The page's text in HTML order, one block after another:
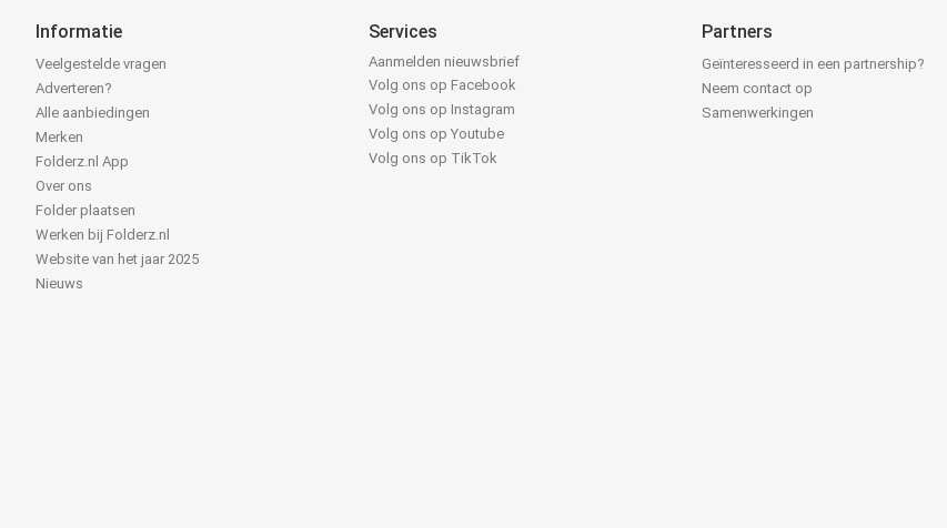
Informatie
Veelgestelde vragen
Adverteren?
Alle aanbiedingen
Merken
Folderz.nl App
Over ons
Folder plaatsen
Werken bij Folderz.nl
Website van het jaar 2025
Nieuws
Services
Aanmelden nieuwsbrief
Volg ons op Facebook
Volg ons op Instagram
Volg ons op Youtube
Volg ons op TikTok
Partners
Geïnteresseerd in een partnership?
Neem contact op
Samenwerkingen